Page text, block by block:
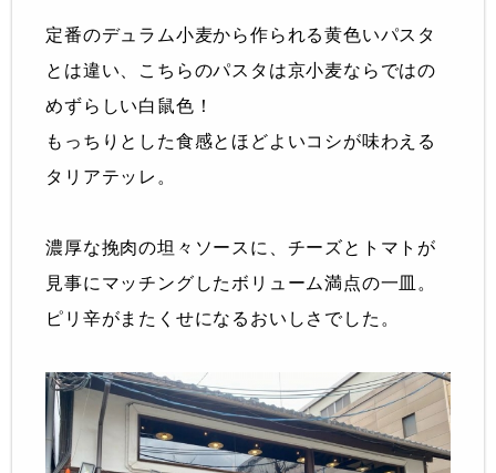
定番のデュラム小麦から作られる黄色いパスタ
とは違い、こちらのパスタは京小麦ならではの
めずらしい白鼠色！
もっちりとした食感とほどよいコシが味わえる
タリアテッレ。
濃厚な挽肉の坦々ソースに、チーズとトマトが
見事にマッチングしたボリューム満点の一皿。
ピリ辛がまたくせになるおいしさでした。